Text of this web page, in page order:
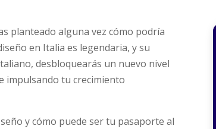
planteado alguna vez cómo podría
en Italia es legendaria, y su
desbloquearás un nuevo nivel
impulsando tu crecimiento
y cómo puede ser tu pasaporte al